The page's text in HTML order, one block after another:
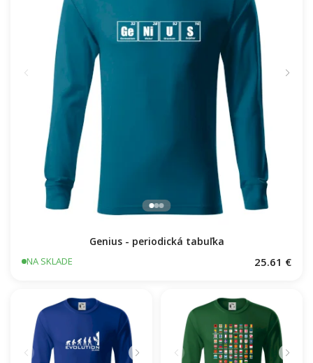
Genius - periodická tabuľka
NA SKLADE 25.61 €